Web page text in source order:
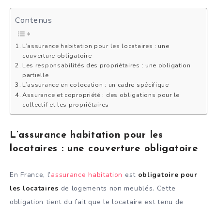
Contenus
L’assurance habitation pour les locataires : une
couverture obligatoire
Les responsabilités des propriétaires : une obligation
partielle
L’assurance en colocation : un cadre spécifique
Assurance et copropriété : des obligations pour le
collectif et les propriétaires
L’assurance habitation pour les
locataires : une couverture obligatoire
En France, l’assurance habitation est obligatoire pour
les locataires de logements non meublés. Cette
obligation tient du fait que le locataire est tenu de